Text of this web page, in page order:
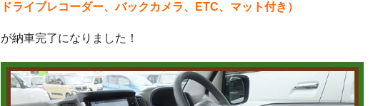
ドライブレコーダー、バックカメラ、ETC、マット付き）
が納車完了になりました！